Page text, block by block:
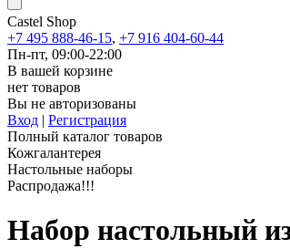
Castel Shop
+7 495 888-46-15, +7 916 404-60-44
Пн-пт, 09:00-22:00
В вашей корзине
нет товаров
Вы не авторизованы
Вход | Регистрация
Полный каталог товаров
Кожгалантерея
Настольные наборы
Распродажа!!!
Набор настольный